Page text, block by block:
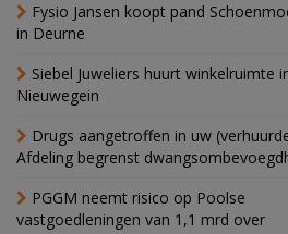
Fysio Jansen koopt pand
in Deurne
Siebel Juweliers huurt winkelruimte
Nieuwegein
Drugs aangetroffen in uw
Afdeling begrenst
PGGM neemt risico op Poolse
vastgoedleningen van 1,1 mrd over